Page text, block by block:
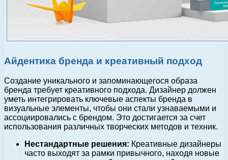
Айдентика бренда и креативный подход
Создание уникального и запоминающегося образа
бренда требует креативного подхода. Дизайнер должен
уметь интегрировать ключевые аспекты бренда в
визуальные элементы, чтобы они стали узнаваемыми и
ассоциировались с брендом. Это достигается за счет
использования различных творческих методов и техник.
Нестандартные решения: Креативные дизайнеры
часто выходят за рамки привычного, находя новые